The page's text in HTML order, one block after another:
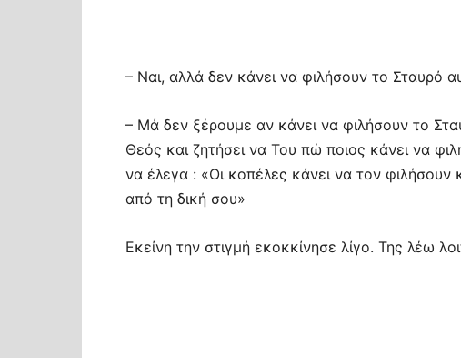
– Ναι, αλλά δεν κάνει να φιλήσουν το Σταυρό
– Μά δεν ξέρουμε αν κάνει να φιλήσουν το
Θεός και ζητήσει να Του πώ ποιος κάνει να
να έλεγα : «Οι κοπέλες κάνει να τον φιλήσουν
από τη δική σου»
Εκείνη την στιγμή εκοκκίνησε λίγο. Της λέω